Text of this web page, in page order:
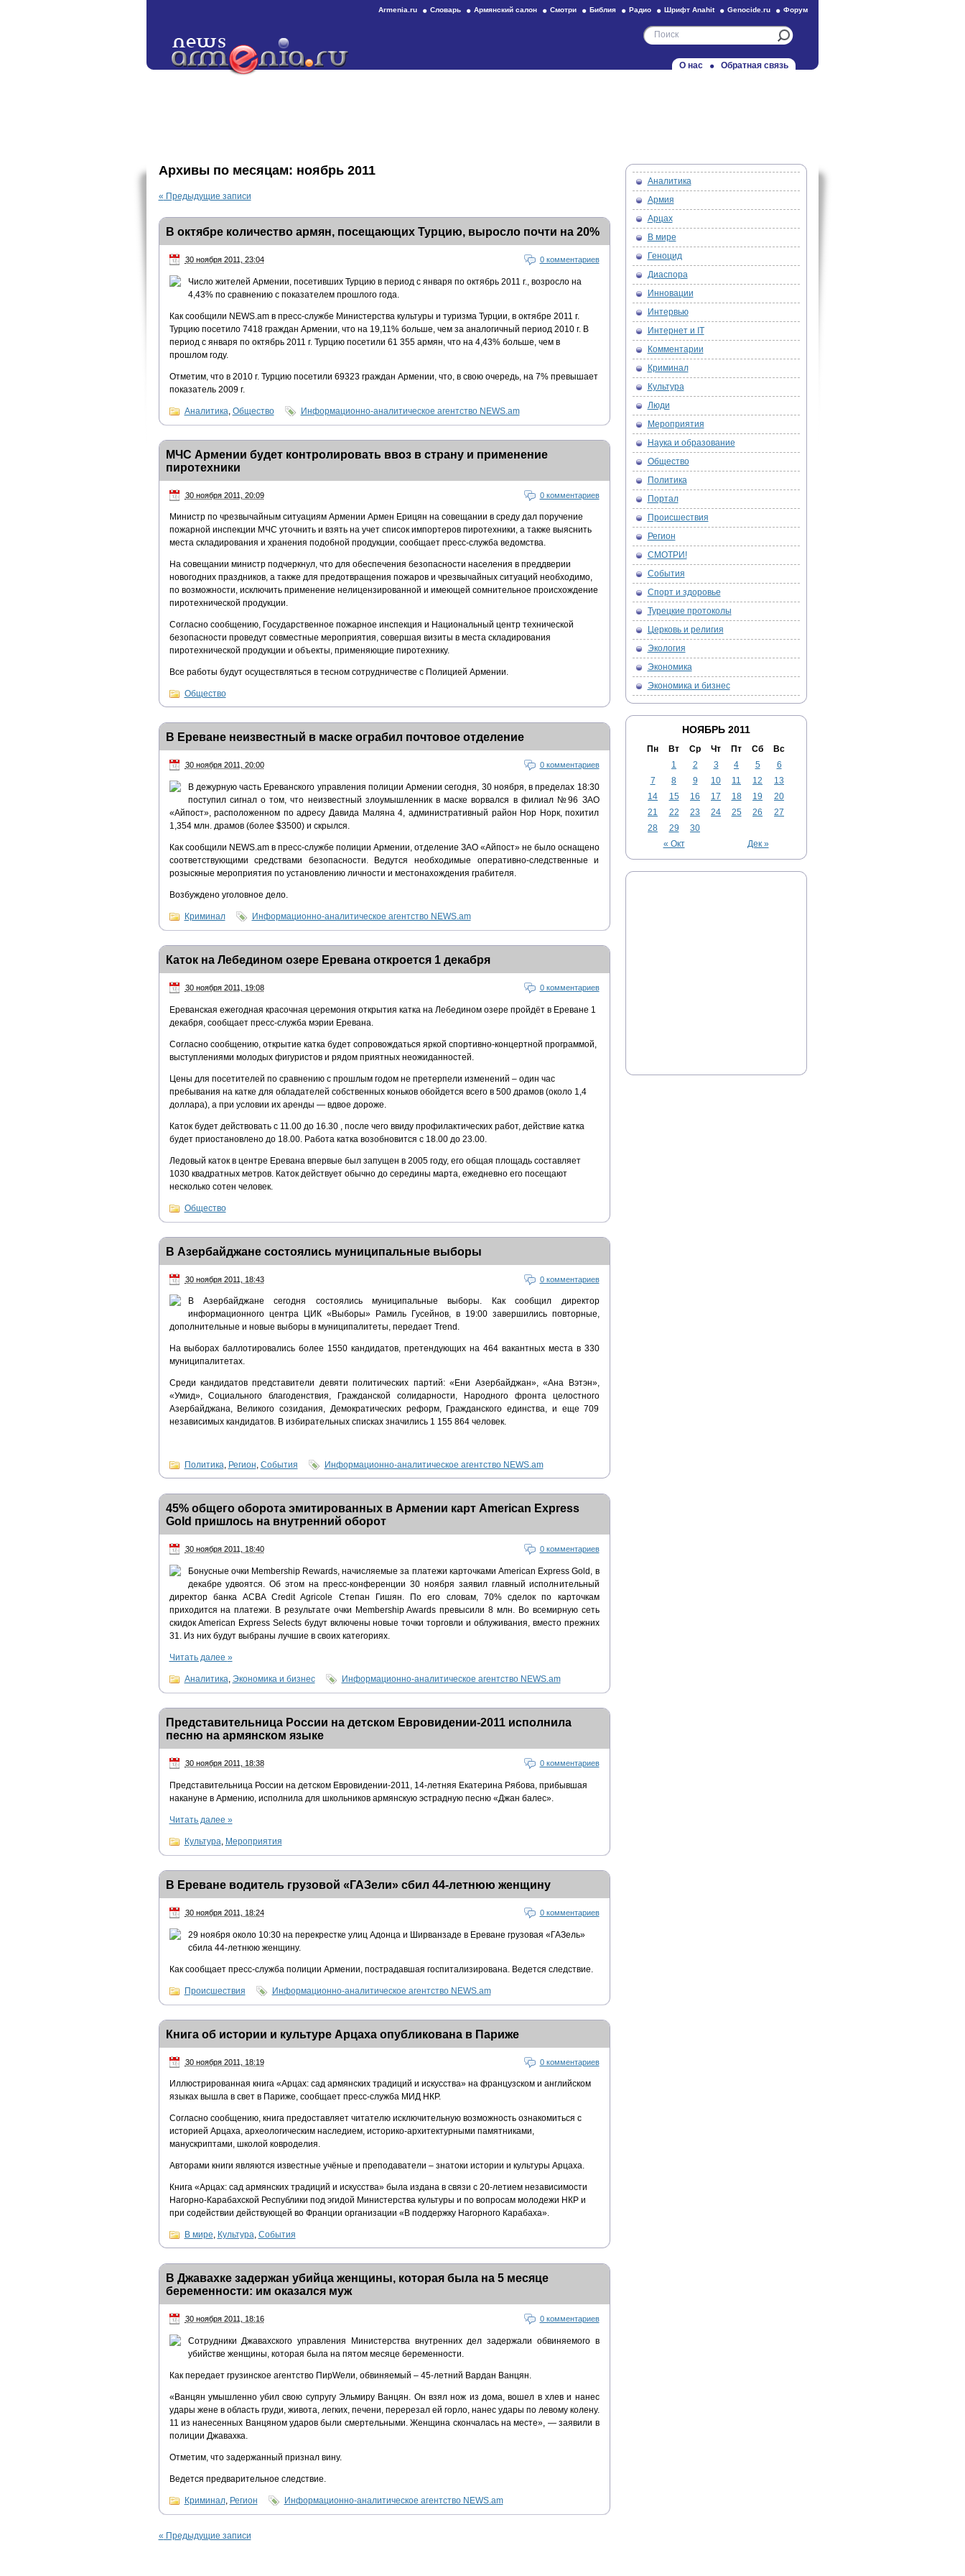
Armenia.ru Словарь Армянский салон Смотри Библия Радио Шрифт Anahit Genocide.ru Форум
О нас Обратная связь
Архивы по месяцам: ноябрь 2011
« Предыдущие записи
В октябре количество армян, посещающих Турцию, выросло почти на 20%
30 ноября 2011, 23:04 0 комментариев
Число жителей Армении, посетивших Турцию в период с января по октябрь 2011 г., возросло на
4,43% по сравнению с показателем прошлого года.
Как сообщили NEWS.am в пресс-службе Министерства культуры и туризма Турции, в октябре 2011 г.
Турцию посетило 7418 граждан Армении, что на 19,11% больше, чем за аналогичный период 2010 г. В
период с января по октябрь 2011 г. Турцию посетили 61 355 армян, что на 4,43% больше, чем в
прошлом году.
Отметим, что в 2010 г. Турцию посетили 69323 граждан Армении, что, в свою очередь, на 7% превышает
показатель 2009 г.
Аналитика Общество Информационно-аналитическое агентство NEWS.am
МЧС Армении будет контролировать ввоз в страну и применение
пиротехники
30 ноября 2011, 20:09 0 комментариев
Министр по чрезвычайным ситуациям Армении Армен Ерицян на совещании в среду дал поручение
пожарной инспекции МЧС уточнить и взять на учет список импортеров пиротехники, а также выяснить
места складирования и хранения подобной продукции, сообщает пресс-служба ведомства.
На совещании министр подчеркнул, что для обеспечения безопасности населения в преддверии
новогодних праздников, а также для предотвращения пожаров и чрезвычайных ситуаций необходимо,
по возможности, исключить применение нелицензированной и имеющей сомнительное происхождение
пиротехнической продукции.
Согласно сообщению, Государственное пожарное инспекция и Национальный центр технической
безопасности проведут совместные мероприятия, совершая визиты в места складирования
пиротехнической продукции и объекты, применяющие пиротехнику.
Все работы будут осуществляться в тесном сотрудничестве с Полицией Армении.
Общество
В Ереване неизвестный в маске ограбил почтовое отделение
30 ноября 2011, 20:00 0 комментариев
В дежурную часть Ереванского управления полиции Армении сегодня, 30 ноября, в пределах 18:30
поступил сигнал о том, что неизвестный злоумышленник в маске ворвался в филиал №96 ЗАО
«Айпост», расположенном по адресу Давида Маляна 4, административный район Нор Норк, похитил
1,354 млн. драмов (более $3500) и скрылся.
Как сообщили NEWS.am в пресс-службе полиции Армении, отделение ЗАО «Айпост» не было оснащено
соответствующими средствами безопасности. Ведутся необходимые оперативно-следственные и
розыскные мероприятия по установлению личности и местонахождения грабителя.
Возбуждено уголовное дело.
Криминал Информационно-аналитическое агентство NEWS.am
Каток на Лебедином озере Еревана откроется 1 декабря
30 ноября 2011, 19:08 0 комментариев
Ереванская ежегодная красочная церемония открытия катка на Лебедином озере пройдёт в Ереване 1
декабря, сообщает пресс-служба мэрии Еревана.
Согласно сообщению, открытие катка будет сопровождаться яркой спортивно-концертной программой,
выступлениями молодых фигуристов и рядом приятных неожиданностей.
Цены для посетителей по сравнению с прошлым годом не претерпели изменений – один час
пребывания на катке для обладателей собственных коньков обойдется всего в 500 драмов (около 1,4
доллара), а при условии их аренды — вдвое дороже.
Каток будет действовать с 11.00 до 16.30 , после чего ввиду профилактических работ, действие катка
будет приостановлено до 18.00. Работа катка возобновится с 18.00 до 23.00.
Ледовый каток в центре Еревана впервые был запущен в 2005 году, его общая площадь составляет
1030 квадратных метров. Каток действует обычно до середины марта, ежедневно его посещают
несколько сотен человек.
Общество
В Азербайджане состоялись муниципальные выборы
30 ноября 2011, 18:43 0 комментариев
В Азербайджане сегодня состоялись муниципальные выборы. Как сообщил директор
информационного центра ЦИК «Выборы» Рамиль Гусейнов, в 19:00 завершились повторные,
дополнительные и новые выборы в муниципалитеты, передает Trend.
На выборах баллотировались более 1550 кандидатов, претендующих на 464 вакантных места в 330
муниципалитетах.
Среди кандидатов представители девяти политических партий: «Ени Азербайджан», «Ана Вэтэн»,
«Умид», Социального благоденствия, Гражданской солидарности, Народного фронта целостного
Азербайджана, Великого созидания, Демократических реформ, Гражданского единства, и еще 709
независимых кандидатов. В избирательных списках значились 1 155 864 человек.
Политика, Регион, События Информационно-аналитическое агентство NEWS.am
45% общего оборота эмитированных в Армении карт American Express
Gold пришлось на внутренний оборот
30 ноября 2011, 18:40 0 комментариев
Бонусные очки Membership Rewards, начисляемые за платежи карточками American Express Gold, в
декабре удвоятся. Об этом на пресс-конференции 30 ноября заявил главный исполнительный
директор банка ACBA Credit Agricole Степан Гишян. По его словам, 70% сделок по карточкам
приходится на платежи. В результате очки Membership Awards превысили 8 млн. Во всемирную сеть
скидок American Express Selects будут включены новые точки торговли и облуживания, вместо прежних
31. Из них будут выбраны лучшие в своих категориях.
Читать далее »
Аналитика, Экономика и бизнес Информационно-аналитическое агентство NEWS.am
Представительница России на детском Евровидении-2011 исполнила
песню на армянском языке
30 ноября 2011, 18:38 0 комментариев
Представительница России на детском Евровидении-2011, 14-летняя Екатерина Рябова, прибывшая
накануне в Армению, исполнила для школьников армянскую эстрадную песню «Джан балес».
Читать далее »
Культура, Мероприятия
В Ереване водитель грузовой «ГАЗели» сбил 44-летнюю женщину
30 ноября 2011, 18:24 0 комментариев
29 ноября около 10:30 на перекрестке улиц Адонца и Ширванзаде в Ереване грузовая «ГАЗель»
сбила 44-летнюю женщину.
Как сообщает пресс-служба полиции Армении, пострадавшая госпитализирована. Ведется следствие.
Происшествия Информационно-аналитическое агентство NEWS.am
Книга об истории и культуре Арцаха опубликована в Париже
30 ноября 2011, 18:19 0 комментариев
Иллюстрированная книга «Арцах: сад армянских традиций и искусства» на французском и английском
языках вышла в свет в Париже, сообщает пресс-служба МИД НКР.
Согласно сообщению, книга предоставляет читателю исключительную возможность ознакомиться с
историей Арцаха, археологическим наследием, историко-архитектурными памятниками,
манускриптами, школой ковроделия.
Авторами книги являются известные учёные и преподаватели – знатоки истории и культуры Арцаха.
Книга «Арцах: сад армянских традиций и искусства» была издана в связи с 20-летием независимости
Нагорно-Карабахской Республики под эгидой Министерства культуры и по вопросам молодежи НКР и
при содействии действующей во Франции организации «В поддержку Нагорного Карабаха».
В мире, Культура, События
В Джавахке задержан убийца женщины, которая была на 5 месяце
беременности: им оказался муж
30 ноября 2011, 18:16 0 комментариев
Сотрудники Джавахского управления Министерства внутренних дел задержали обвиняемого в
убийстве женщины, которая была на пятом месяце беременности.
Как передает грузинское агентство ПирWели, обвиняемый – 45-летний Вардан Ванцян.
«Ванцян умышленно убил свою супругу Эльмиру Ванцян. Он взял нож из дома, вошел в хлев и нанес
удары жене в область груди, живота, легких, печени, перерезал ей горло, нанес удары по левому колену.
11 из нанесенных Ванцяном ударов были смертельными. Женщина скончалась на месте», — заявили в
полиции Джавахка.
Отметим, что задержанный признал вину.
Ведется предварительное следствие.
Криминал, Регион Информационно-аналитическое агентство NEWS.am
« Предыдущие записи
Аналитика
Армия
Арцах
В мире
Геноцид
Диаспора
Инновации
Интервью
Интернет и IT
Комментарии
Криминал
Культура
Люди
Мероприятия
Наука и образование
Общество
Политика
Портал
Происшествия
Регион
СМОТРИ!
События
Спорт и здоровье
Турецкие протоколы
Церковь и религия
Экология
Экономика
Экономика и бизнес
НОЯБРЬ 2011
Пн Вт Ср Чт Пт Сб Вс
« Окт Дек »
1 2 3 4 5
6
7
8 9 10 11 12
13
14
15 16 17 18 19
20
21
22 23 24 25 26
27
28
29 30